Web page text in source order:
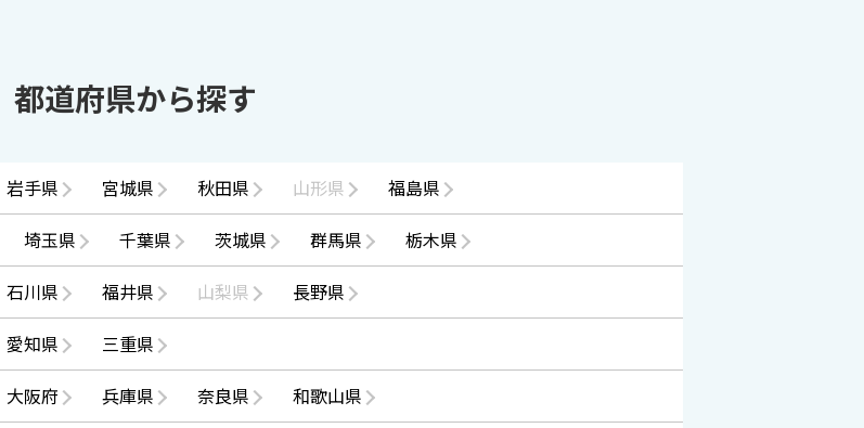
都道府県から探す
岩手県 宮城県 秋田県 山形県 福島県
埼玉県 千葉県 茨城県 群馬県 栃木県
石川県 福井県 山梨県 長野県
愛知県 三重県
大阪府 兵庫県 奈良県 和歌山県